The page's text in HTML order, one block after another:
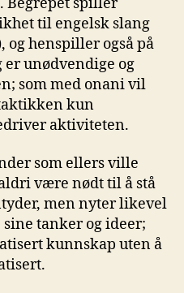
til engelsk slang
og henspiller også på
er unødvendige og
som med onani vil
kun
aktiviteten.
som ellers ville
være nødt til å stå
men nyter likevel
tanker og ideer;
kunnskap uten å